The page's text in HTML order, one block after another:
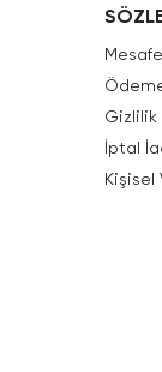
Gizlilik
İptal
Kişisel